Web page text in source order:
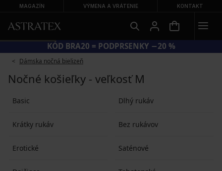
MAGAZÍN VÝMENA A VRÁTENIE KONTAKT
KÓD BRA20 = PODPRSENKY −20 %
Dámska nočná bielizeň
Nočné košieľky - veľkosť M
Basic Dlhý rukáv
Krátky rukáv Bez rukávov
Erotické Saténové